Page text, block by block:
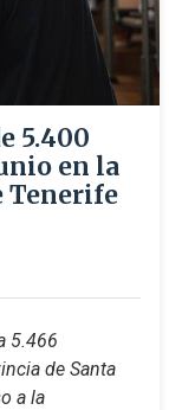
5.400
en la
Tenerife
5.466
de Santa
a la